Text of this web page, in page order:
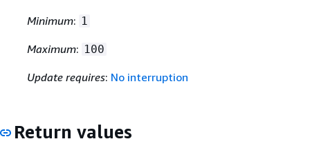
Minimum: 1
Maximum: 100
Update requires: No interruption
Return values